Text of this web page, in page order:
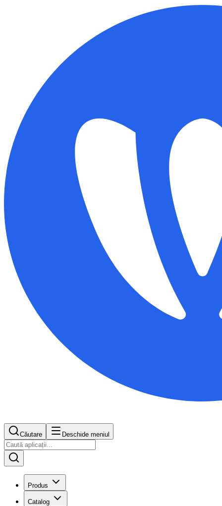
Căutare Deschide meniul
Produs
Catalog